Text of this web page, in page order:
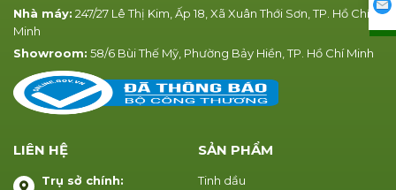
Nhà máy: 247/27 Lê Thị Kim, Ấp 18, Xã Xuân Thới Sơn, TP. Hồ Chí
Minh
Showroom: 58/6 Bùi Thế Mỹ, Phường Bảy Hiền, TP. Hồ Chí Minh
SẢN PHẨM
Tinh dầu
LIÊN HỆ
Trụ sở chính: